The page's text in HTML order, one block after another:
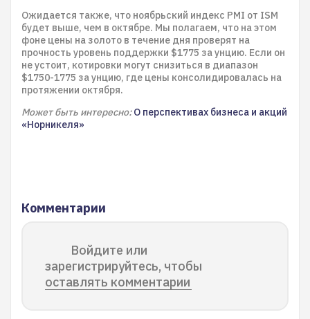
Ожидается также, что ноябрьский индекс PMI от ISM
будет выше, чем в октябре. Мы полагаем, что на этом
фоне цены на золото в течение дня проверят на
прочность уровень поддержки $1775 за унцию. Если он
не устоит, котировки могут снизиться в диапазон
$1750-1775 за унцию, где цены консолидировалась на
протяжении октября.
Может быть интересно: О перспективах бизнеса и акций
«Норникеля»
Комментарии
Войдите или
зарегистрируйтесь, чтобы
оставлять комментарии